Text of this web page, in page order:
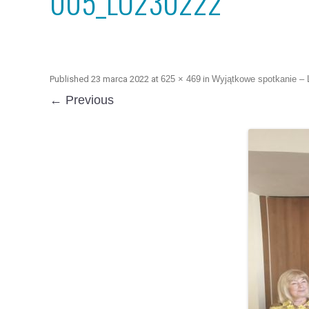
Published 23 marca 2022 at 625 × 469 in Wyjątkowe spotkanie –
← Previous